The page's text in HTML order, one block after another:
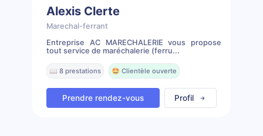
Alexis Clerte
Marechal-ferrant
Entreprise AC MARECHALERIE vous propose
tout service de maréchalerie (ferru...
📖 8 prestations 🤩 Clientèle ouverte
Prendre rendez-vous Profil